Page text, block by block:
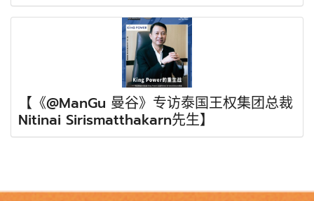
【《@ManGu 曼谷》专访泰国王权集团总裁
Nitinai Sirismatthakarn先生】